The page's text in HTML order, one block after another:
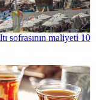
sofrasının maliyeti 10